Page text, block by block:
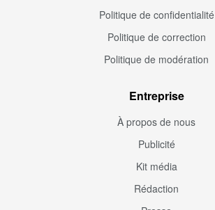
Politique de confidentialité
Politique de correction
Politique de modération
Entreprise
À propos de nous
Publicité
Kit média
Rédaction